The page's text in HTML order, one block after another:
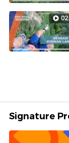
Signature